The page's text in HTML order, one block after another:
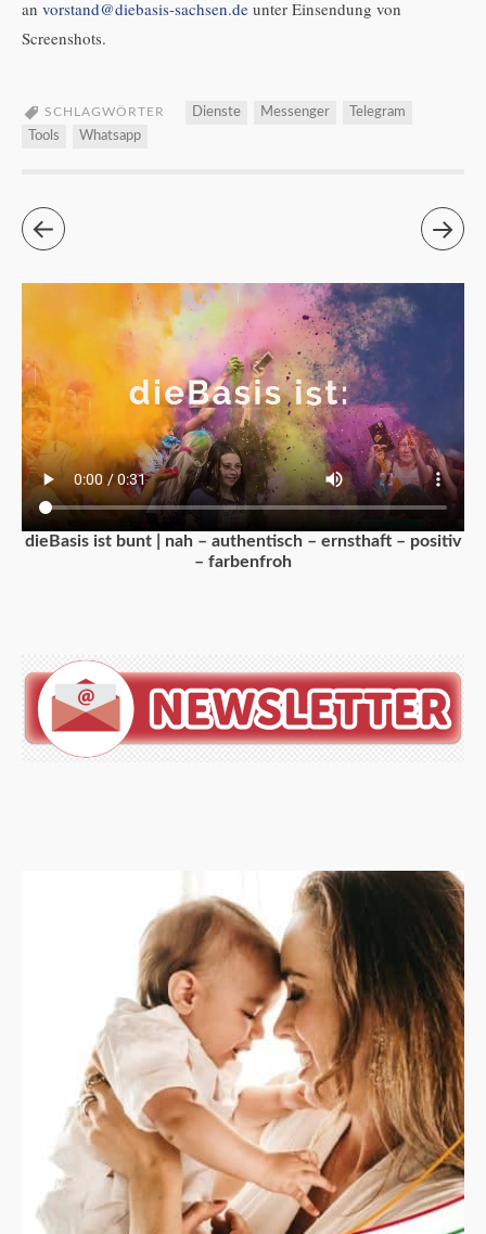
an vorstand@diebasis-sachsen.de unter Einsendung von
Screenshots.
SCHLAGWÖRTER Dienste Messenger
Telegram
Tools
Whatsapp
dieBasis ist bunt | nah – authentisch – ernsthaft – positiv
– farbenfroh